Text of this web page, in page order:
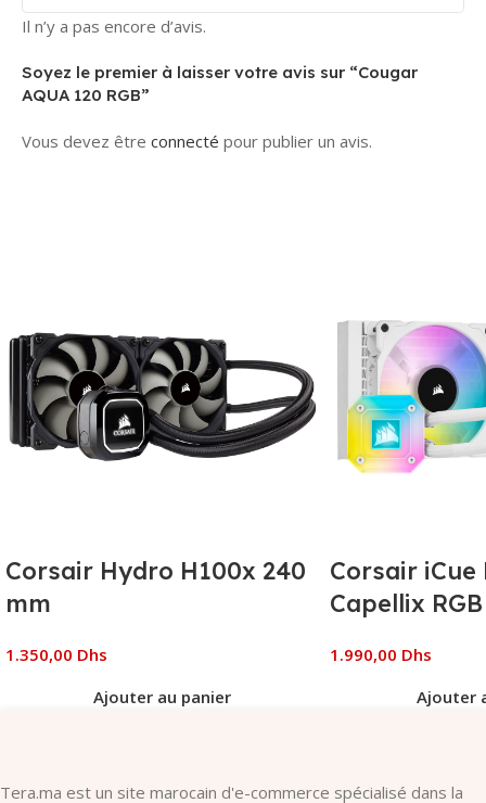
chèque
certifié.
La commande
sera
Besoin d’aide
?Notre
service client
est disponible
pour répondre
Il n’y a pas encore d’avis.
Soyez le premier à laisser votre avis sur “Cougar
AQUA 120 RGB”
Vous devez être connecté pour publier un avis.
Corsair Hydro H100x 240
mm
1.350,00 Dhs
Ajouter au panier
Corsair iCue
Capellix
1.990,00 Dhs
Ajouter
Tera.ma est un site marocain d'e-commerce spécialisé dans la